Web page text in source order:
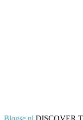
Blogse.nl DISCOVER